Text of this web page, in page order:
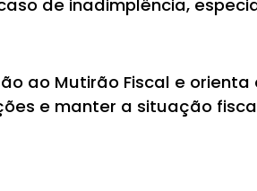
de inadimplência,
ao Mutirão Fiscal e orienta
e manter a situação